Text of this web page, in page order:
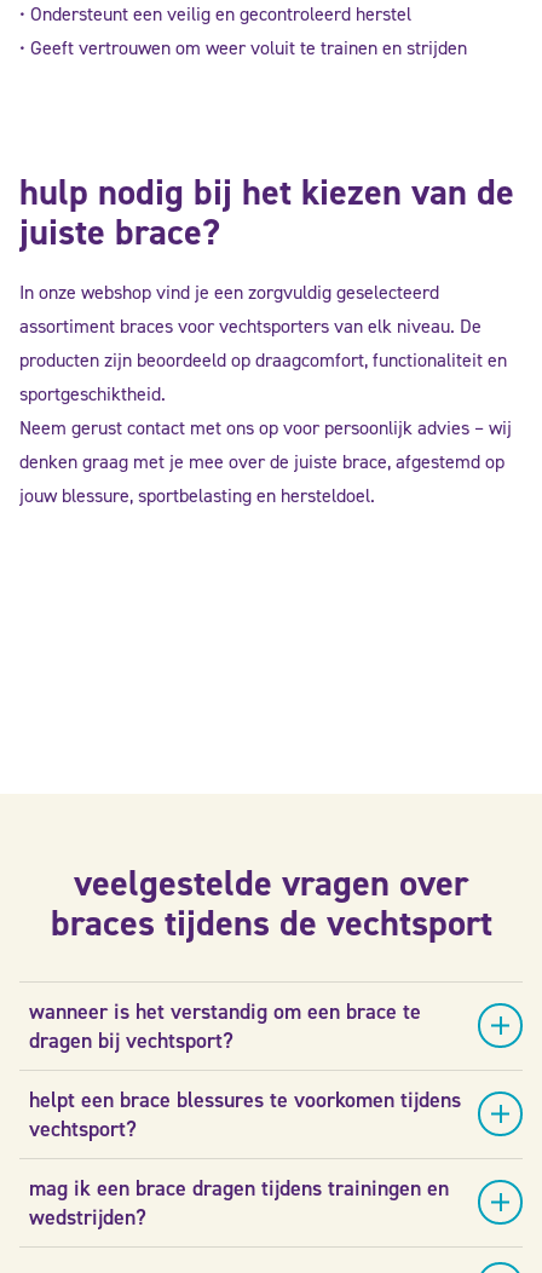
• Ondersteunt een veilig en gecontroleerd herstel
• Geeft vertrouwen om weer voluit te trainen en strijden
hulp nodig bij het kiezen van de
juiste brace?
In onze webshop vind je een zorgvuldig geselecteerd
assortiment braces voor vechtsporters van elk niveau. De
producten zijn beoordeeld op draagcomfort, functionaliteit en
sportgeschiktheid.
Neem gerust contact met ons op voor persoonlijk advies – wij
denken graag met je mee over de juiste brace, afgestemd op
jouw blessure, sportbelasting en hersteldoel.
veelgestelde vragen over
braces tijdens de vechtsport
wanneer is het verstandig om een brace te
dragen bij vechtsport?
helpt een brace blessures te voorkomen tijdens
vechtsport?
mag ik een brace dragen tijdens trainingen en
wedstrijden?